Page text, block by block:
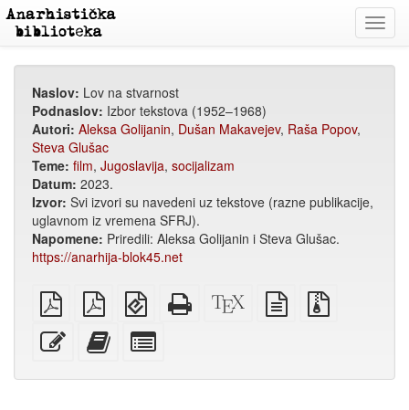
Naslov: Lov na stvarnost
Podnaslov: Izbor tekstova (1952–1968)
Autori: Aleksa Golijanin, Dušan Makavejev, Raša Popov,
Steva Glušac
Teme: film, Jugoslavija, socijalizam
Datum: 2023.
Izvor: Svi izvori su navedeni uz tekstove (razne publikacije,
uglavnom iz vremena SFRJ).
Napomene: Priredili: Aleksa Golijanin i Steva Glušac.
https://anarhija-blok45.net
običan
PDF
A4
PDF
štampanje
EPUB
(za
mobilne
uređaje)
Potpuni
HTML
XeLaTex
izvor
izvor
Uredi
ovaj
Dodaj
ovaj
zbirci
za